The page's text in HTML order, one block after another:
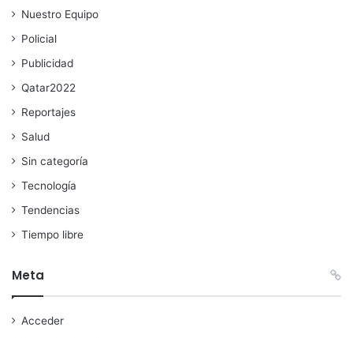
Nuestro Equipo
Policial
Publicidad
Qatar2022
Reportajes
Salud
Sin categoría
Tecnología
Tendencias
Tiempo libre
Meta
Acceder